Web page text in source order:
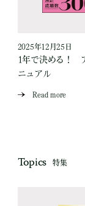
2025年12月25日
1年で決める！
ニュアル
Read more
Topics 特集